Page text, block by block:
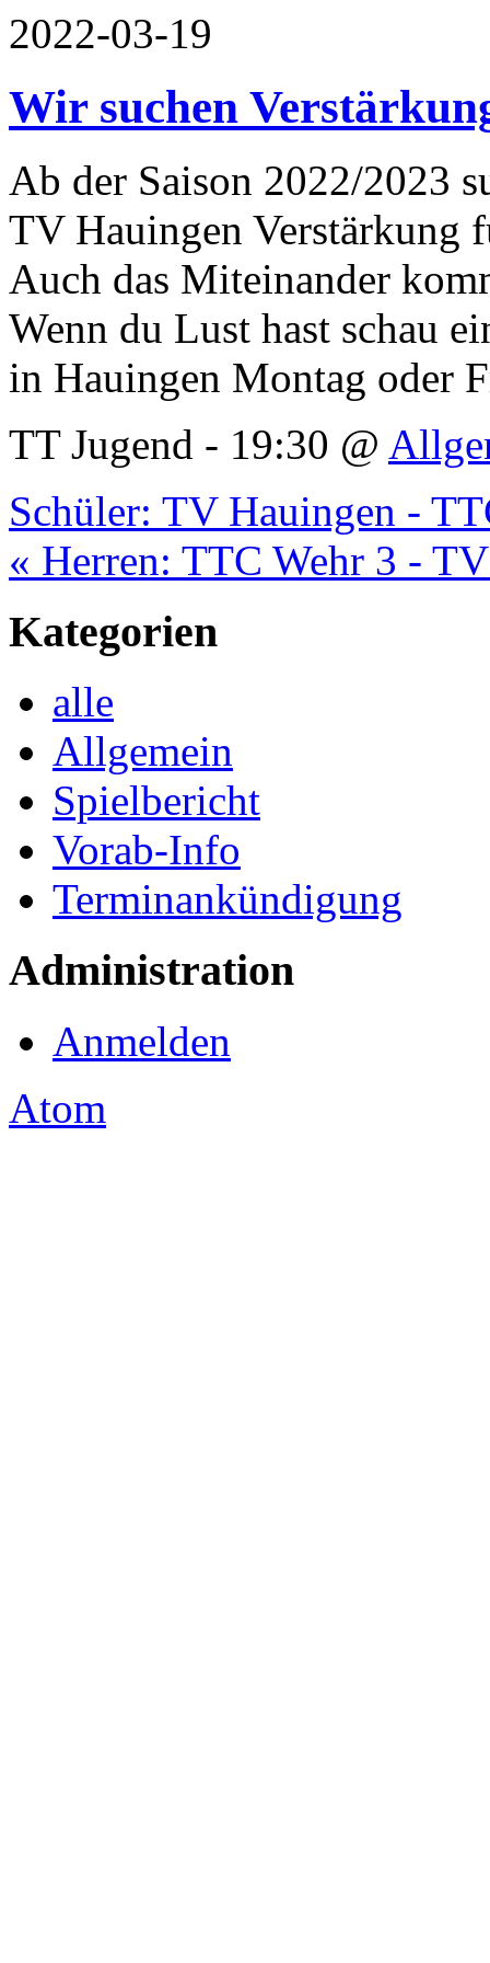
2022-03-19
Wir suchen
Ab der Saison 2022/2023
TV Hauingen Verstärkung
Auch das Miteinander
Wenn du Lust hast schau
in Hauingen Montag oder
TT Jugend - 19:30 @
Schüler: TV Hauingen -
« Herren: TTC Wehr 3 -
Kategorien
alle
Allgemein
Spielbericht
Vorab-Info
Terminankündigung
Administration
Anmelden
Atom